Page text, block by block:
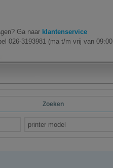
Ga naar klantenservice
026-3193981 (ma t/m vrij van
Zoeken
printer model